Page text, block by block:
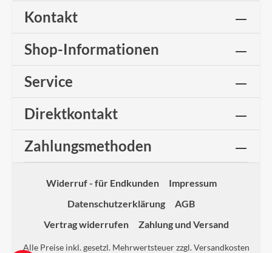
Kontakt
Shop-Informationen
Service
Direktkontakt
Zahlungsmethoden
Widerruf - für Endkunden
Impressum
Datenschutzerklärung
AGB
Vertrag widerrufen
Zahlung und Versand
Alle Preise inkl. gesetzl. Mehrwertsteuer zzgl.Versandkosten